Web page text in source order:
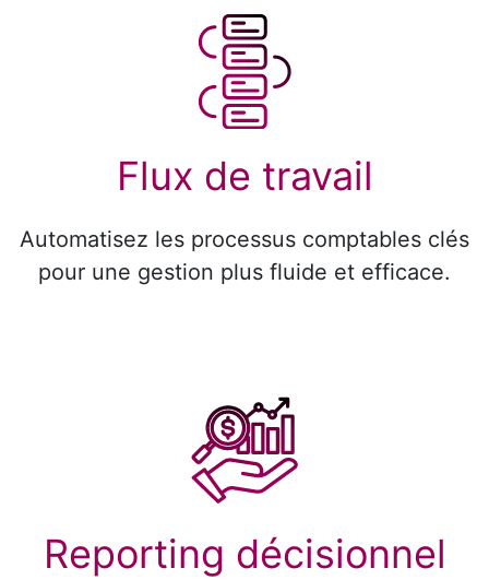
Flux de travail
Automatisez les processus comptables clés
pour une gestion plus fluide et efficace.
Reporting décisionnel